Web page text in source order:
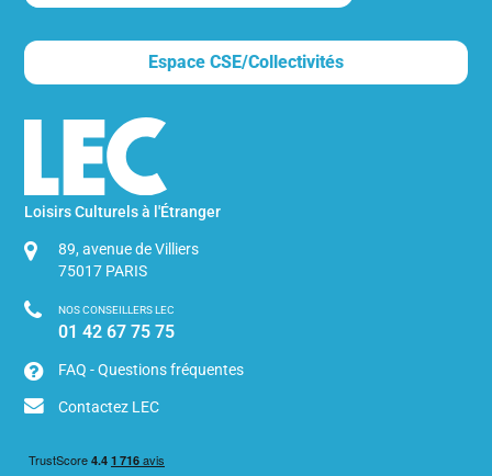
dans
le
site
Espace CSE/Collectivités
Loisirs Culturels à l'Étranger
89, avenue de Villiers
75017 PARIS
NOS CONSEILLERS LEC
01 42 67 75 75
FAQ - Questions fréquentes
Contactez LEC